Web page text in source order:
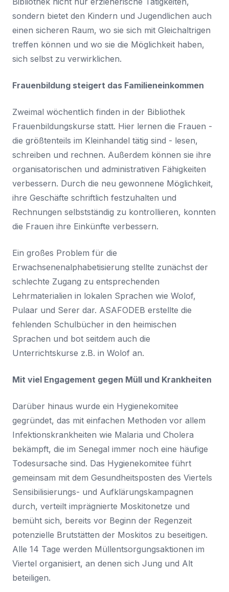
sondern bietet den Kindern und Jugendlichen auch
einen sicheren Raum, wo sie sich mit Gleichaltrigen
treffen können und wo sie die Möglichkeit haben,
sich selbst zu verwirklichen.
Frauenbildung steigert das Familieneinkommen
Zweimal wöchentlich finden in der Bibliothek
Frauenbildungskurse statt. Hier lernen die Frauen -
die größtenteils im Kleinhandel tätig sind - lesen,
schreiben und rechnen. Außerdem können sie ihre
organisatorischen und administrativen Fähigkeiten
verbessern. Durch die neu gewonnene Möglichkeit,
ihre Geschäfte schriftlich festzuhalten und
Rechnungen selbstständig zu kontrollieren, konnten
die Frauen ihre Einkünfte verbessern.
Ein großes Problem für die
Erwachsenenalphabetisierung stellte zunächst der
schlechte Zugang zu entsprechenden
Lehrmaterialien in lokalen Sprachen wie Wolof,
Pulaar und Serer dar. ASAFODEB erstellte die
fehlenden Schulbücher in den heimischen
Sprachen und bot seitdem auch die
Unterrichtskurse z.B. in Wolof an.
Mit viel Engagement gegen Müll und Krankheiten
Darüber hinaus wurde ein Hygienekomitee
gegründet, das mit einfachen Methoden vor allem
Infektionskrankheiten wie Malaria und Cholera
bekämpft, die im Senegal immer noch eine häufige
Todesursache sind. Das Hygienekomitee führt
gemeinsam mit dem Gesundheitsposten des Viertels
Sensibilisierungs- und Aufklärungskampagnen
durch, verteilt imprägnierte Moskitonetze und
bemüht sich, bereits vor Beginn der Regenzeit
potenzielle Brutstätten der Moskitos zu beseitigen.
Alle 14 Tage werden Müllentsorgungsaktionen im
Viertel organisiert, an denen sich Jung und Alt
beteiligen.